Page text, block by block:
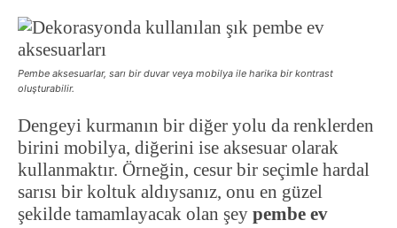
Pembe aksesuarlar, sarı bir duvar veya mobilya ile harika bir kontrast
oluşturabilir.
Dengeyi kurmanın bir diğer yolu da renklerden
birini mobilya, diğerini ise aksesuar olarak
kullanmaktır. Örneğin, cesur bir seçimle hardal
sarısı bir koltuk aldıysanız, onu en güzel
şekilde tamamlayacak olan şey pembe ev